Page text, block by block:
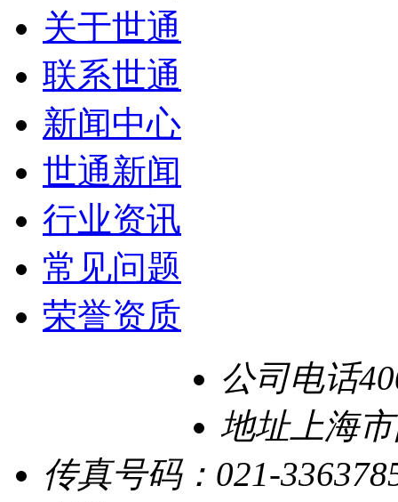
关于世通
联系世通
新闻中心
世通新闻
行业资讯
常见问题
荣誉资质
公司电话
地址上海
传真号码： 021-